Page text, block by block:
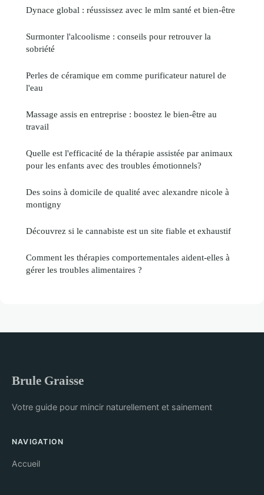
Dynace global : réussissez avec le mlm santé et bien-être
Surmonter l'alcoolisme : conseils pour retrouver la
sobriété
Perles de céramique em comme purificateur naturel de
l'eau
Massage assis en entreprise : boostez le bien-être au
travail
Quelle est l'efficacité de la thérapie assistée par animaux
pour les enfants avec des troubles émotionnels?
Des soins à domicile de qualité avec alexandre nicole à
montigny
Découvrez si le cannabiste est un site fiable et exhaustif
Comment les thérapies comportementales aident-elles à
gérer les troubles alimentaires ?
Brule Graisse
Votre guide pour mincir naturellement et sainement
NAVIGATION
Accueil